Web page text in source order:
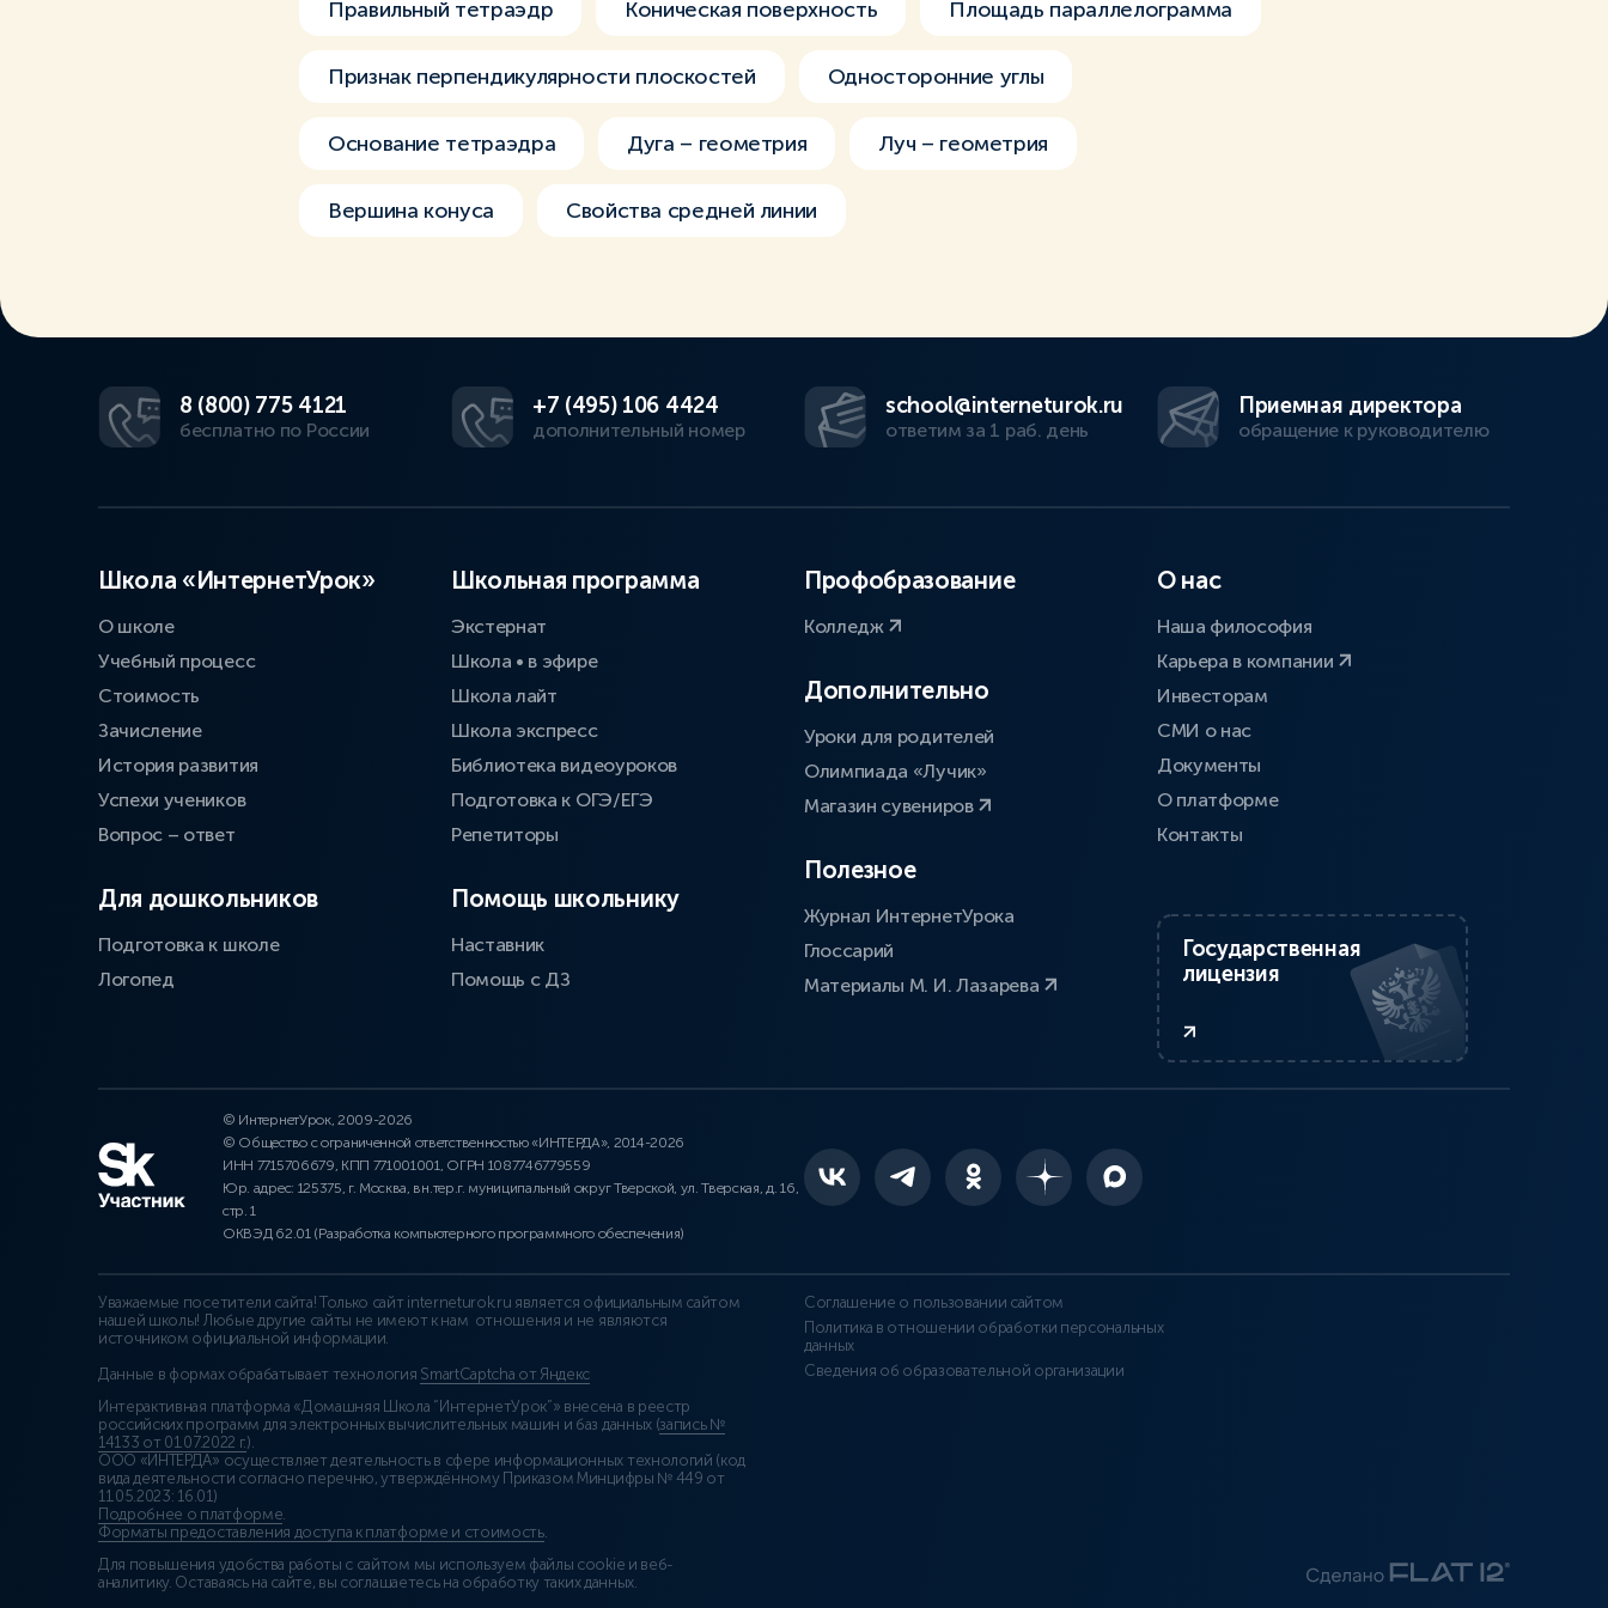
Правильный тетраэдр Коническая поверхность Площадь параллелограмма
Признак перпендикулярности плоскостей Односторонние углы
Основание тетраэдра Дуга – геометрия Луч – геометрия
Вершина конуса Свойства средней линии
8 (800) 775 4121
бесплатно по России
+7 (495) 106 4424
дополнительный номер
school@interneturok.ru
ответим за 1 раб. день
Приемная директора
обращение к руководителю
Школа «ИнтернетУрок»
О школе
Учебный процесс
Стоимость
Зачисление
История развития
Успехи учеников
Вопрос – ответ
Для дошкольников
Подготовка к школе
Логопед
Школьная программа
Экстернат
Школа • в эфире
Школа лайт
Школа экспресс
Библиотека видеоуроков
Подготовка к ОГЭ/ЕГЭ
Репетиторы
Помощь школьнику
Наставник
Помощь с ДЗ
Профобразование
Колледж
Дополнительно
Уроки для родителей
Олимпиада «Лучик»
Магазин сувениров
Полезное
Журнал ИнтернетУрока
Глоссарий
Материалы М. И. Лазарева
О нас
Наша философия
Карьера в компании
Инвесторам
СМИ о нас
Документы
О платформе
Контакты
Государственная
лицензия
© ИнтернетУрок, 2009-2026
© Общество с ограниченной ответственностью «ИНТЕРДА», 2014-2026
ИНН 7715706679, КПП 771001001, ОГРН 1087746779559
Юр. адрес: 125375, г. Москва, вн.тер.г. муниципальный округ Тверской, ул. Тверская, д. 16,
стр. 1
ОКВЭД 62.01 (Разработка компьютерного программного обеспечения)
Уважаемые посетители сайта! Только сайт interneturok.ru является официальным сайтом
нашей школы! Любые другие сайты не имеют к нам отношения и не являются
источником официальной информации.
Данные в формах обрабатывает технология SmartCaptcha от Яндекс
Интерактивная платформа «Домашняя Школа “ИнтернетУрок”» внесена в реестр
российских программ для электронных вычислительных машин и баз данных (запись №
14133 от 01.07.2022 г.).
ООО «ИНТЕРДА» осуществляет деятельность в сфере информационных технологий (код
вида деятельности согласно перечню, утверждённому Приказом Минцифры № 449 от
11.05.2023: 16.01)
Подробнее о платформе.
Форматы предоставления доступа к платформе и стоимость.
Для повышения удобства работы с сайтом мы используем файлы cookie и веб-
аналитику. Оставаясь на сайте, вы соглашаетесь на обработку таких данных.
Соглашение о пользовании сайтом
Политика в отношении обработки персональных
данных
Сведения об образовательной организации